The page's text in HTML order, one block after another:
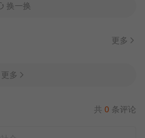
换一换
更多
更多
共 0 条评论